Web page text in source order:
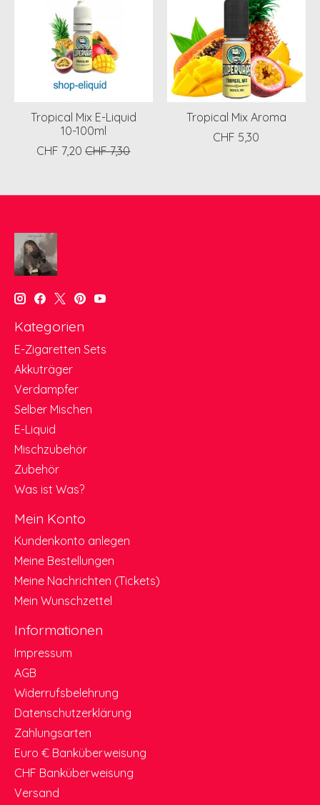
Tropical Mix E-Liquid
10-100ml
CHF 7,20 CHF 7,30
Tropical Mix Aroma
CHF 5,30
Kategorien
E-Zigaretten Sets
Akkuträger
Verdampfer
Selber Mischen
E-Liquid
Mischzubehör
Zubehör
Was ist Was?
Mein Konto
Kundenkonto anlegen
Meine Bestellungen
Meine Nachrichten (Tickets)
Mein Wunschzettel
Informationen
Impressum
AGB
Widerrufsbelehrung
Datenschutzerklärung
Zahlungsarten
Euro € Banküberweisung
CHF Banküberweisung
Versand